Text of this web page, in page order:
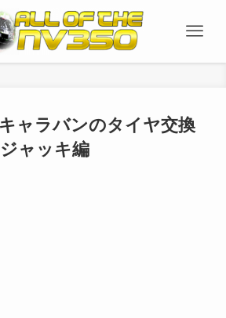
ャラバンのタイヤ交換
ャッキ編